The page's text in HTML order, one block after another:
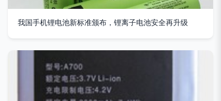
我国手机锂电池新标准颁布，锂离子电池安全再升级